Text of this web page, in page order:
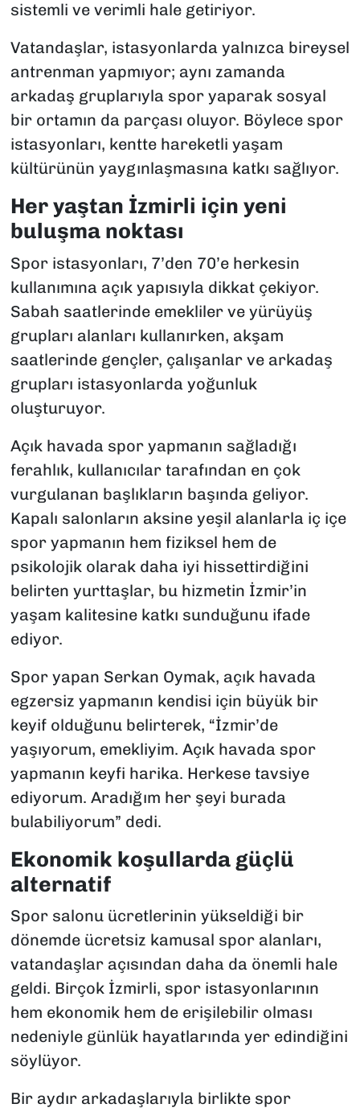
sistemli ve verimli hale getiriyor.
Vatandaşlar, istasyonlarda yalnızca bireysel
antrenman yapmıyor; aynı zamanda
arkadaş gruplarıyla spor yaparak sosyal
bir ortamın da parçası oluyor. Böylece spor
istasyonları, kentte hareketli yaşam
kültürünün yaygınlaşmasına katkı sağlıyor.
Her yaştan İzmirli için yeni
buluşma noktası
Spor istasyonları, 7’den 70’e herkesin
kullanımına açık yapısıyla dikkat çekiyor.
Sabah saatlerinde emekliler ve yürüyüş
grupları alanları kullanırken, akşam
saatlerinde gençler, çalışanlar ve arkadaş
grupları istasyonlarda yoğunluk
oluşturuyor.
Açık havada spor yapmanın sağladığı
ferahlık, kullanıcılar tarafından en çok
vurgulanan başlıkların başında geliyor.
Kapalı salonların aksine yeşil alanlarla iç içe
spor yapmanın hem fiziksel hem de
psikolojik olarak daha iyi hissettirdiğini
belirten yurttaşlar, bu hizmetin İzmir’in
yaşam kalitesine katkı sunduğunu ifade
ediyor.
Spor yapan Serkan Oymak, açık havada
egzersiz yapmanın kendisi için büyük bir
keyif olduğunu belirterek, “İzmir’de
yaşıyorum, emekliyim. Açık havada spor
yapmanın keyfi harika. Herkese tavsiye
ediyorum. Aradığım her şeyi burada
bulabiliyorum” dedi.
Ekonomik koşullarda güçlü
alternatif
Spor salonu ücretlerinin yükseldiği bir
dönemde ücretsiz kamusal spor alanları,
vatandaşlar açısından daha da önemli hale
geldi. Birçok İzmirli, spor istasyonlarının
hem ekonomik hem de erişilebilir olması
nedeniyle günlük hayatlarında yer edindiğini
söylüyor.
Bir aydır arkadaşlarıyla birlikte spor